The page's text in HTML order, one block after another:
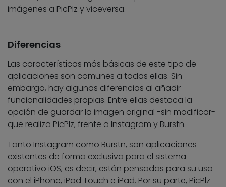
imágenes a PicPlz y viceversa.
Diferencias
Las características más básicas de este tipo de
aplicaciones son comunes a todas ellas. Sin
embargo, hay algunas diferencias al añadir
funcionalidades propias. Entre ellas destaca la
opción de guardar la imagen original -sin modificar-
que realiza PicPlz, frente a Instagram y Burstn.
Tanto Instagram como Burstn, son aplicaciones
existentes de forma exclusiva para el sistema
operativo iOS, es decir, están pensadas para su uso
con el iPhone, iPod Touch e iPad. Por su parte, PicPlz